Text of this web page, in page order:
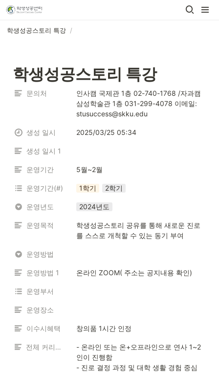
학생성공스토리 특강 /
학생성공스토리 특강
문의처
인사캠 국제관 1층 02-740-1768 /자과캠
삼성학술관 1층 031-299-4078 이메일:
stusuccess@skku.edu
생성 일시 2025/03/25 05:34
생성 일시 1
운영기간 5월~2월
운영기간(#) 1학기 2학기
운영년도 2024년도
운영목적
학생성공스토리 공유를 통해 새로운 진로
를 스스로 개척할 수 있는 동기 부여
운영방법
운영방법 1 온라인 ZOOM( 주소는 공지내용 확인)
운영부서
운영장소
이수시혜택 창의품 1시간 인정
전체 커리큘럼
- 온라인 또는 온+오프라인으로 연사 1~2
인이 진행함
- 진로 결정 과정 및 대학 생활 경험 중심